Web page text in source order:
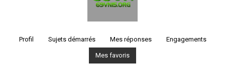
Profil Sujets démarrés Mes réponses Engagements
Mes favoris